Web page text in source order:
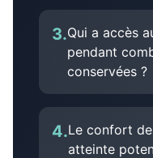
3.Qui a accès
pendant
conservées ?
4.Le confort
atteinte